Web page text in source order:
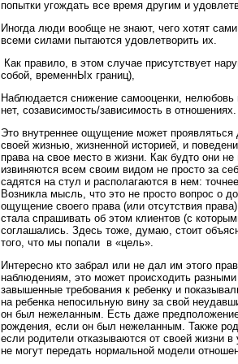
попытки угождать все время другим и
Иногда люди вообще не знают, чего хотят
всеми силами пытаются удовлетворить их.
Как правило, в этом случае присутствует
собой, временнЫх границ),
Наблюдается снижение самооценки, нелюбовь
нет, созависимость/зависимость в отношениях.
Это внутреннее ощущение может
своей жизнью, жизненной историей, и
права на свое место в жизни. Как будто они
извиняются всем своим видом не просто за
садятся на стул и располагаются в нем:
Возникла мысль, что это не просто вопрос о
ощущение своего права (или отсутствия
стала спрашивать об этом клиентов (с
соглашались. Здесь тоже, думаю, стоит
того, что мы попали в «цель».
Интересно кто забрал или не дал им этого
наблюдениям, это может происходить
завышенные требования к ребенку и
на ребенка непосильную вину за свой
он был нежеланным. Есть даже
рождения, если он был нежеланным. Также
если родители отказываются от своей жизни
не могут передать нормальной модели